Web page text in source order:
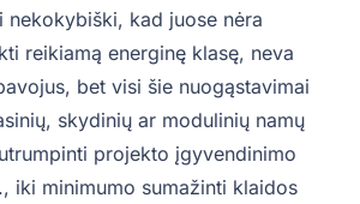
nekokybiški, kad juose nėra
reikiamą energinę klasę, neva
bet visi šie nuogąstavimai
skydinių ar modulinių namų
projekto įgyvendinimo
iki minimumo sumažinti klaidos